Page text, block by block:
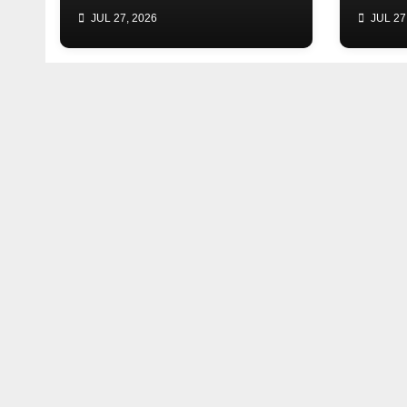
JUL 27, 2026 JUL